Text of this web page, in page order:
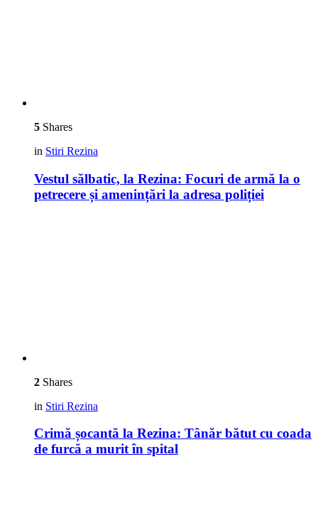
5 Shares
in Stiri Rezina
Vestul sălbatic, la Rezina: Focuri de armă la o
petrecere și amenințări la adresa poliției
2 Shares
in Stiri Rezina
Crimă șocantă la Rezina: Tânăr bătut cu coada
de furcă a murit în spital